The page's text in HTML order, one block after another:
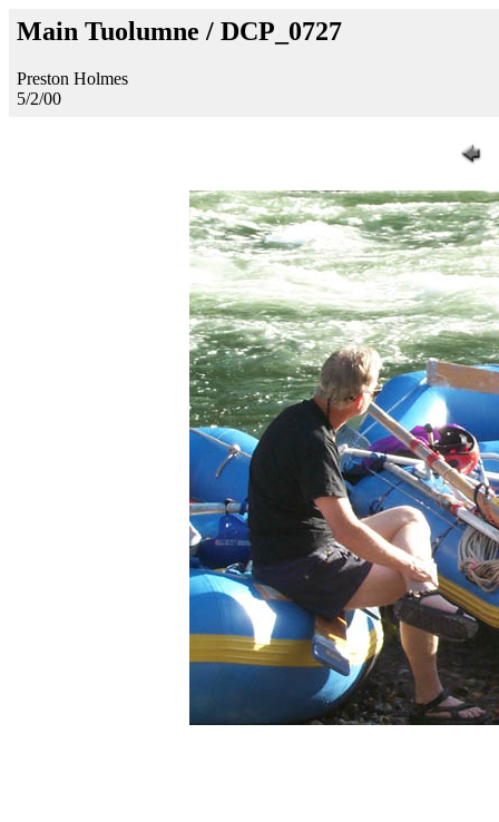
Main Tuolumne / DCP_0727
Preston Holmes
5/2/00